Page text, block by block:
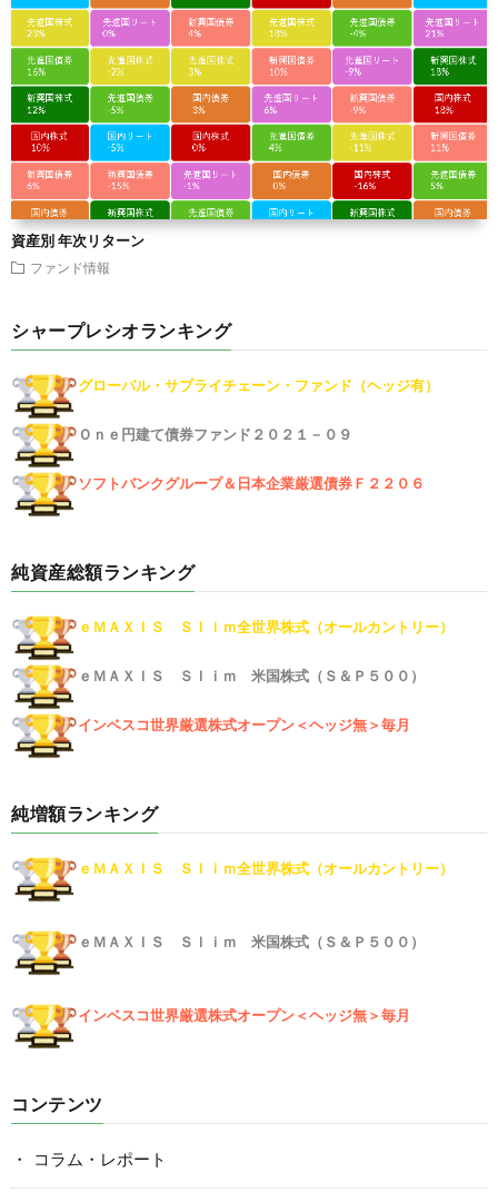
資産別 年次リターン
ファンド情報
シャープレシオランキング
グローバル・サプライチェーン・ファンド（ヘッジ有）
Ｏｎｅ円建て債券ファンド２０２１－０９
ソフトバンクグループ＆日本企業厳選債券Ｆ２２０６
純資産総額ランキング
ｅＭＡＸＩＳ Ｓｌｉｍ全世界株式（オールカントリー）
ｅＭＡＸＩＳ Ｓｌｉｍ 米国株式（Ｓ＆Ｐ５００）
インベスコ世界厳選株式オープン＜ヘッジ無＞毎月
純増額ランキング
ｅＭＡＸＩＳ Ｓｌｉｍ全世界株式（オールカントリー）
ｅＭＡＸＩＳ Ｓｌｉｍ 米国株式（Ｓ＆Ｐ５００）
インベスコ世界厳選株式オープン＜ヘッジ無＞毎月
コンテンツ
コラム・レポート